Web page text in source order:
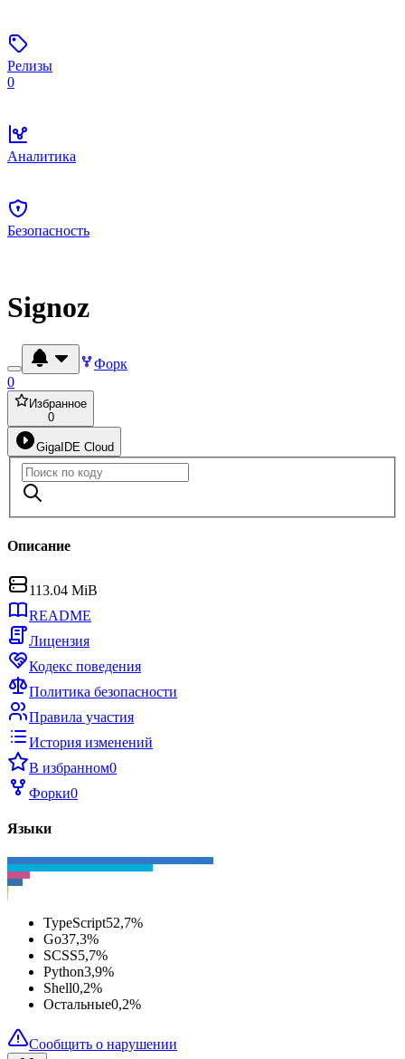
Релизы
0
Аналитика
Безопасность
Signoz
Форк
0
Избранное
0
GigaIDE Cloud
Описание
113.04 MiB
README
Лицензия
Кодекс поведения
Политика безопасности
Правила участия
История изменений
В избранном0
Форки0
Языки
TypeScript52,7%
Go37,3%
SCSS5,7%
Python3,9%
Shell0,2%
Остальные0,2%
Сообщить о нарушении